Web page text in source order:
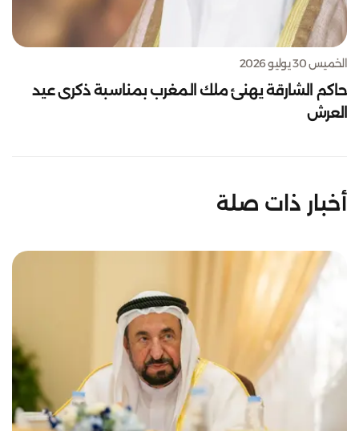
الخميس 30 يوليو 2026
حاكم الشارقة يهنئ ملك المغرب بمناسبة ذكرى عيد
العرش
أخبار ذات صلة